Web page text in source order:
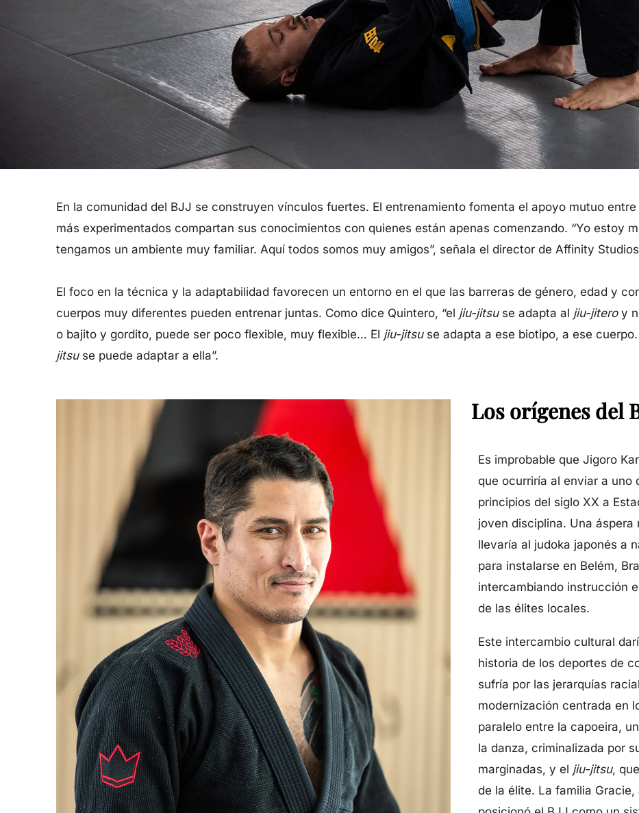
En la comunidad del BJJ se construyen vínculos fuertes. El entrenamiento fomenta el apoyo mutuo
más experimentados compartan sus conocimientos con quienes están apenas comenzando. “Yo estoy
tengamos un ambiente muy familiar. Aquí todos somos muy amigos”, señala el director de Affinity
El foco en la técnica y la adaptabilidad favorecen un entorno en el que las barreras de género, edad y
cuerpos muy diferentes pueden entrenar juntas. Como dice Quintero, “el jiu-jitsu se adapta al jiu-jiteroy
o bajito y gordito, puede ser poco flexible, muy flexible… El jiu-jitsuse adapta a ese biotipo, a ese
jitsuse puede adaptar a ella”.
Los orígenes del
Es improbable que Jigoro
que ocurriría al enviar a uno
principios del siglo XX a
joven disciplina. Una
llevaría al judoka japonés a
para instalarse en Belém,
intercambiando instrucción
de las élites locales.
Este intercambio cultural
historia de los deportes de
sufría por las jerarquías
modernización centrada en
paralelo entre la capoeira,
la danza, criminalizada por
marginadas, y el jiu-jitsu,
de la élite. La familia